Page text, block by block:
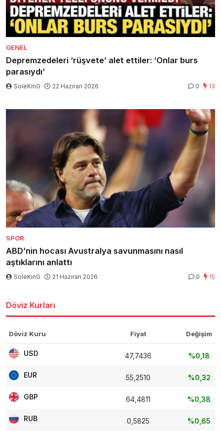
GENEL
Depremzedeleri ‘rüşvete’ alet ettiler: ‘Onlar burs
parasıydı’
SoleKinG 22 Haziran 2026 0 13
SPOR
ABD’nin hocası Avustralya savunmasını nasıl
aştıklarını anlattı
SoleKinG 21 Haziran 2026 0 15
Döviz Kurları
Döviz Kuru Fiyat Değişim
USD 47,7436 %0,18
EUR 55,2510 %0,32
GBP 64,4811 %0,38
RUB 0,5825 %0,65